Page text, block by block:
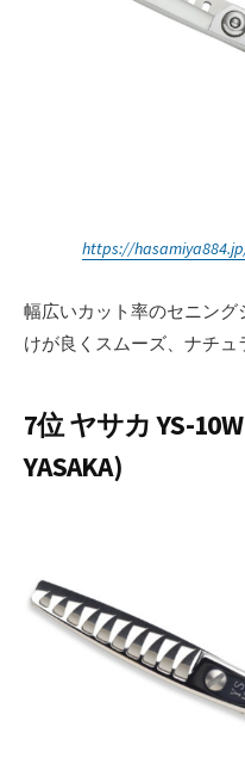
https://hasamiya884.jp/
幅広いカット率のセニン
けが良くスムーズ、ナチュ
7位 ヤサカ YS-
YASAKA)